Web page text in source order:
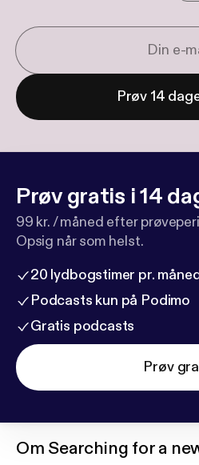
Prøv 14
Prøv gratis i 14
99 kr. / måned efter
Opsig når som helst.
20 lydbogstimer pr.
Podcasts kun på Podimo
Gratis podcasts
Prøv
Om Searching for a